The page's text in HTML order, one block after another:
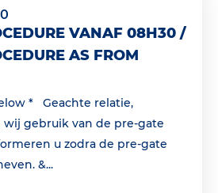
VANAF 08H30 /
AS FROM
* Geachte relatie,
gebruik van de pre-gate
u zodra de pre-gate
&...